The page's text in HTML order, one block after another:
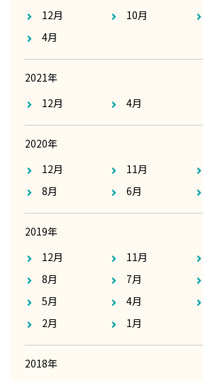
12月
10月
4月
2021年
12月
4月
2020年
12月
11月
8月
6月
2019年
12月
11月
8月
7月
5月
4月
2月
1月
2018年